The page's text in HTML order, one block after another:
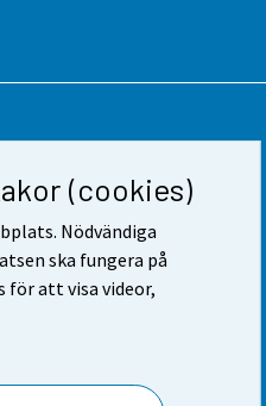
(cookies)
Nödvändiga
ska fungera på
för att visa videor,